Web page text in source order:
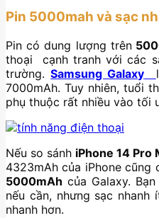
Pin 5000mah và sạc
Pin có dung lượng trên
thoại
cạnh tranh với các
trường.Samsung Galaxy
7000mAh. Tuy nhiên, tuổi
phụ thuộc rất nhiều vào tối
Nếu so sánh iPhone 14 Pro
4323mAh của iPhone
5000mAh của Galaxy.
nếu cần, nhưng sạc nhanh
nhanh hơn.